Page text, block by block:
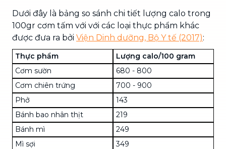
Dưới đây là bảng so sánh chi tiết lượng calo trong
100gr cơm tấm với với các loại thực phẩm khác
được đưa ra bởi Viện Dinh dưỡng, Bộ Y tế (2017):
Thực phẩm
Lượng calo/100 gram
Cơm sườn
680 - 800
Cơm chiên trứng
700 - 900
Phở
143
Bánh bao nhân thịt
219
Bánh mì
249
Mì sợi
349